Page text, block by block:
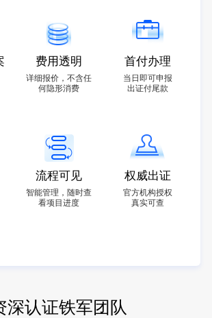
费用透明
详细报价，不含任
何隐形消费
首付办理
当日即可申报
出证付尾款
流程可见
智能管理，随时查
看项目进度
权威出证
官方机构授权
真实可查
深认证铁军团队